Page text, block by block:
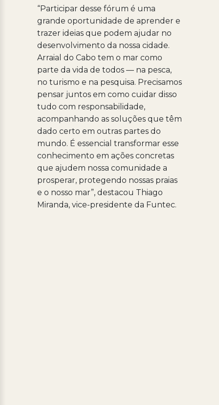
“Participar desse fórum é uma
grande oportunidade de aprender e
trazer ideias que podem ajudar no
desenvolvimento da nossa cidade.
Arraial do Cabo tem o mar como
parte da vida de todos — na pesca,
no turismo e na pesquisa. Precisamos
pensar juntos em como cuidar disso
tudo com responsabilidade,
acompanhando as soluções que têm
dado certo em outras partes do
mundo. É essencial transformar esse
conhecimento em ações concretas
que ajudem nossa comunidade a
prosperar, protegendo nossas praias
e o nosso mar”, destacou Thiago
Miranda, vice-presidente da Funtec.